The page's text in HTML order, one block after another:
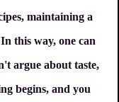
maintaining a
this way, one can
argue about taste,
begins, and you